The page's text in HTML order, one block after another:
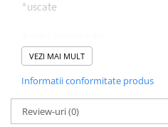
*uscate
Vit. D3 (3a671): 350 IE, vit. E
Raport:
Carne : mei : legume/fructe/
VEZI MAI MULT
Informatii conformitate produs
Review-uri(0)